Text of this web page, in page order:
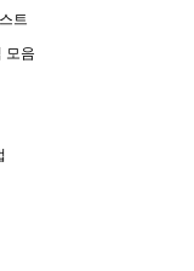
트
모음